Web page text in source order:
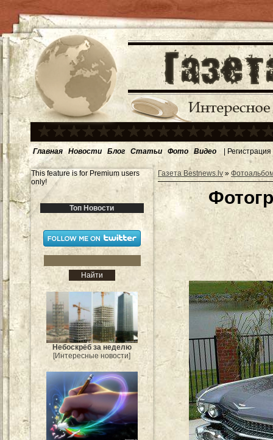
Главная Новости Блог Статьи Фото Видео | Регистрация
This feature is for Premium users
only!
Топ Новости
Небоскрёб за неделю
[Интересные новости]
Газета Bestnews.lv»